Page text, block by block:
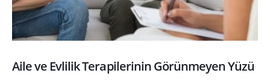
Aile ve Evlilik Terapilerinin Görünmeyen Yüzü